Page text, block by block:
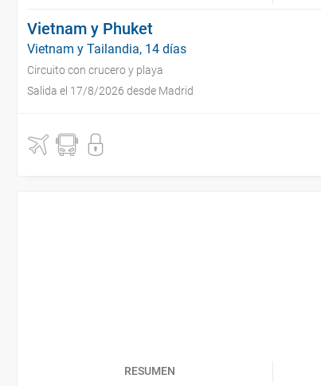
Vietnam y Phuket
Vietnam y Tailandia, 14 días
Circuito con crucero y playa
Salida el 17/8/2026 desde Madrid
RESUMEN